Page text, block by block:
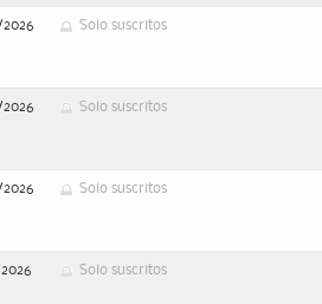
Solo suscritos
Solo suscritos
Solo suscritos
Solo suscritos